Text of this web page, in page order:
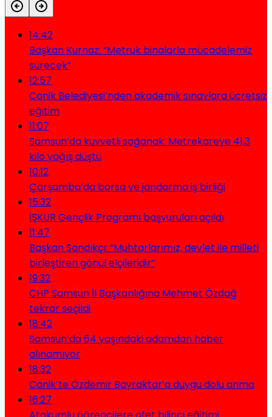
14:42
Başkan Kurnaz: “Metruk binalarla mücadelemiz
sürecek”
12:57
Canik Belediyesi’nden akademik sınavlara ücretsiz
eğitim
11:07
Samsun’da kuvvetli sağanak: Metrekareye 41,3
kilo yağış düştü
10:12
Çarşamba’da borsa ve jandarma iş birliği
15:32
İŞKUR Gençlik Programı başvuruları açıldı
11:47
Başkan Sandıkçı: “Muhtarlarımız, devlet ile milleti
birleştiren gönül elçileridir”
19:32
CHP Samsun İl Başkanlığına Mehmet Özdağ
tekrar seçildi
18:42
Samsun’da 64 yaşındaki adamdan haber
alınamıyor
18:32
Canik’te Özdemir Bayraktar’a duygu dolu anma
16:27